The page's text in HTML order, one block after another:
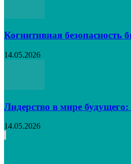
Когнитивная безопасность
14.05.2026
Лидерство в мире
14.05.2026